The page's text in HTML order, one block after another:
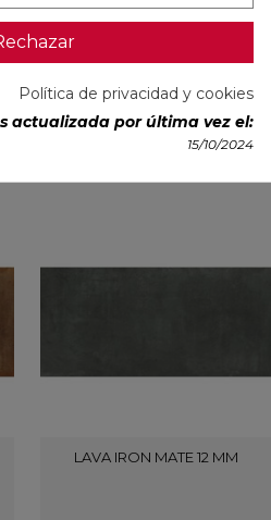
JUNGLA ROBLE MATE 12 MM
LAVA IRON MATE 12 MM
Política de privacidad y cookies
actualizada por última vez el:
15/10/2024